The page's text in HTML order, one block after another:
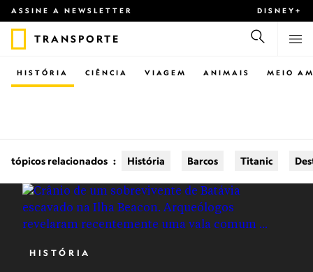
ASSINE A NEWSLETTER DISNEY+
TRANSPORTE
CIÊNCIA VIAGEM ANIMAIS
HISTÓRIA MEIO
tópicos relacionados : História Barcos Titanic
HISTÓRIA